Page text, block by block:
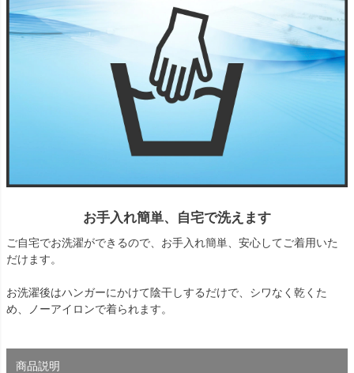
お手入れ簡単、自宅で洗えます
ご自宅でお洗濯ができるので、お手入れ簡単、安心してご着用いた
だけます。
お洗濯後はハンガーにかけて陰干しするだけで、シワなく乾くた
め、ノーアイロンで着られます。
商品説明